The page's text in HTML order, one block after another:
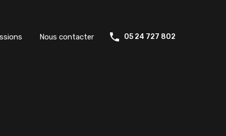
Nous contacter 05 24 727 802